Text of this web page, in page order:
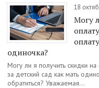
18
Могу
одиночка?
Могу ли я получить скидки
за детский сад как мать
обратиться? Уважаемая...